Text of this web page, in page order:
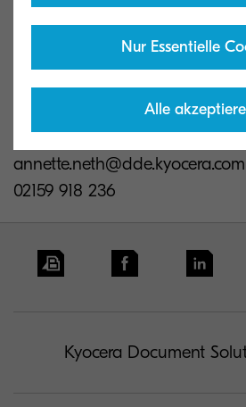
Pressesprecherin
annette.neth@dde.kyocera.com
02159 918 236
Kyocera Document
Nur Essentielle
Alle